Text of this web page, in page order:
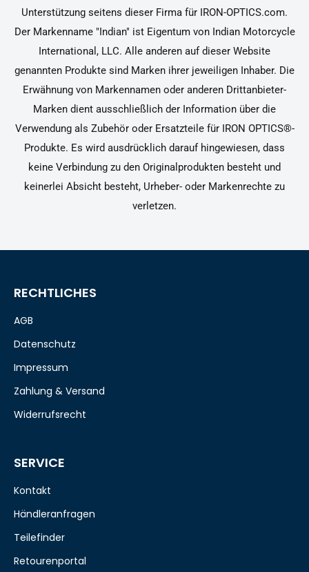
Unterstützung seitens dieser Firma für IRON-OPTICS.com.
Der Markenname "Indian" ist Eigentum von Indian Motorcycle
International, LLC. Alle anderen auf dieser Website
genannten Produkte sind Marken ihrer jeweiligen Inhaber. Die
Erwähnung von Markennamen oder anderen Drittanbieter-
Marken dient ausschließlich der Information über die
Verwendung als Zubehör oder Ersatzteile für IRON OPTICS®-
Produkte. Es wird ausdrücklich darauf hingewiesen, dass
keine Verbindung zu den Originalprodukten besteht und
keinerlei Absicht besteht, Urheber- oder Markenrechte zu
verletzen.
RECHTLICHES
AGB
Datenschutz
Impressum
Zahlung & Versand
Widerrufsrecht
SERVICE
Kontakt
Händleranfragen
Teilefinder
Retourenportal